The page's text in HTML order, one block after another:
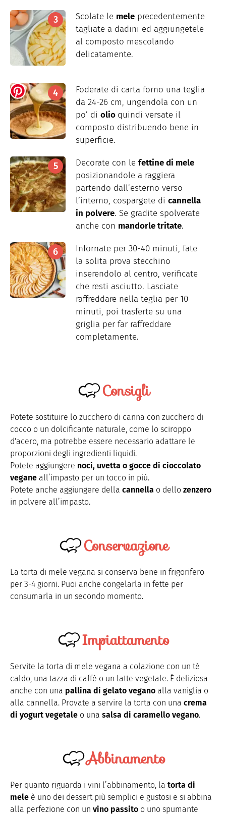
Scolate le mele precedentemente
tagliate a dadini ed aggiungetele
al composto mescolando
delicatamente.
Foderate di carta forno una teglia
da 24-26 cm, ungendola con un
po’ di olio quindi versate il
composto distribuendo bene in
superficie.
Decorate con le fettine di mele
posizionandole a raggiera
partendo dall’esterno verso
l’interno, cospargete di cannella
in polvere. Se gradite spolverate
anche con mandorle tritate.
Infornate per 30-40 minuti, fate
la solita prova stecchino
inserendolo al centro, verificate
che resti asciutto. Lasciate
raffreddare nella teglia per 10
minuti, poi trasferte su una
griglia per far raffreddare
completamente.
Consigli
Potete sostituire lo zucchero di canna con zucchero di
cocco o un dolcificante naturale, come lo sciroppo
d'acero, ma potrebbe essere necessario adattare le
proporzioni degli ingredienti liquidi.
Potete aggiungere noci, uvetta o gocce di cioccolato
vegane all’impasto per un tocco in più.
Potete anche aggiungere della cannella o dello zenzero
in polvere all’impasto.
Conservazione
La torta di mele vegana si conserva bene in frigorifero
per 3-4 giorni. Puoi anche congelarla in fette per
consumarla in un secondo momento.
Impiattamento
Servite la torta di mele vegana a colazione con un tè
caldo, una tazza di caffè o un latte vegetale. È deliziosa
anche con una pallina di gelato vegano alla vaniglia o
alla cannella. Provate a servire la torta con una crema
di yogurt vegetale o una salsa di caramello vegano.
Abbinamento
Per quanto riguarda i vini l’abbinamento, la torta di
mele è uno dei dessert più semplici e gustosi e si abbina
alla perfezione con un vino passito o uno spumante